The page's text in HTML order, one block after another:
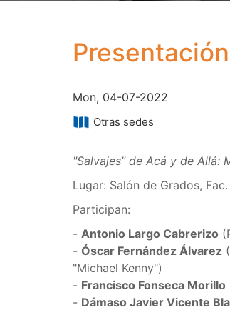
Mon, 04-07-2022
Otras sedes
"Salvajes” de Acá y de Allá:
Lugar: Salón de Grados,
Participan:
- Antonio Largo Cabrerizo
- Óscar Fernández Álvarez
"Michael Kenny")
- Francisco Fonseca Morillo
- Dámaso Javier Vicente